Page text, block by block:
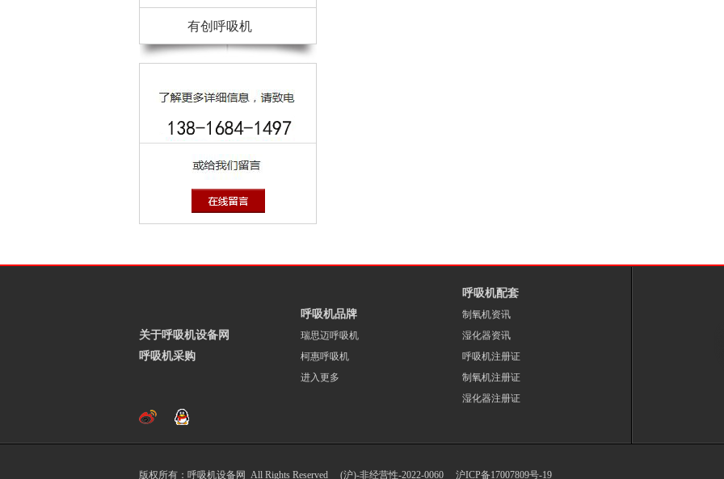
有创呼吸机
关于呼吸机设备网
呼吸机采购
呼吸机品牌
瑞思迈呼吸机
柯惠呼吸机
进入更多
呼吸机配套
制氧机资讯
湿化器资讯
呼吸机注册证
制氧机注册证
湿化器注册证
版权所有：呼吸机设备网 All Rights Reserved (沪)-非经营性-2022-0060 沪ICP备17007809号-19